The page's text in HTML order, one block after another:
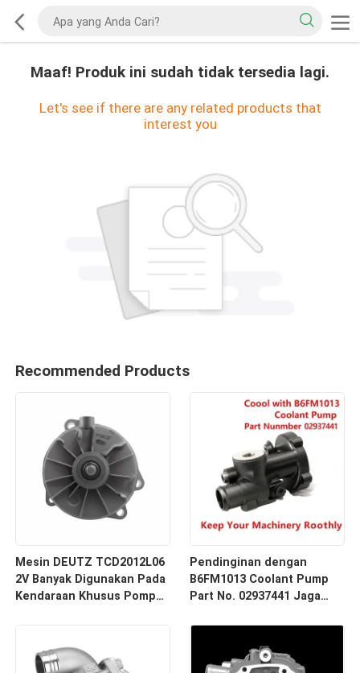
Maaf! Produk ini sudah tidak tersedia lagi.
Let's see if there are any related products that
interest you
Recommended Products
Mesin DEUTZ TCD2012L06
2V Banyak Digunakan Pada
Kendaraan Khusus Pompa
BF4M1013
Pendinginan dengan
B6FM1013 Coolant Pump
Part No. 02937441 Jaga